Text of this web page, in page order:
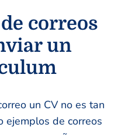
correos
un
un CV no es tan
ejemplos de correos